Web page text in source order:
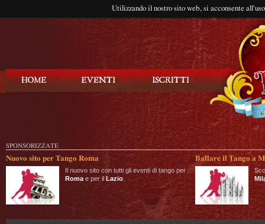
Utilizzando il nostro sito web, si acconsente
SPONSORIZZATE
Nuovo sito per Tango Roma
Il nuovo sito con tutti gli eventi di tango per
Roma e per il Lazio
Ballare il Tango a